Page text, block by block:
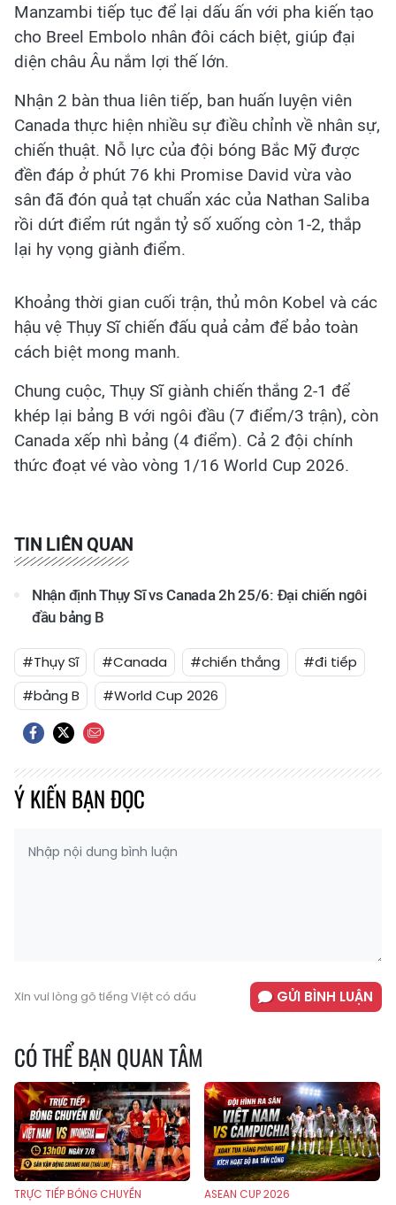
Manzambi tiếp tục để lại dấu ấn với pha kiến tạo
cho Breel Embolo nhân đôi cách biệt, giúp đại
diện châu Âu nắm lợi thế lớn.
Nhận 2 bàn thua liên tiếp, ban huấn luyện viên
Canada thực hiện nhiều sự điều chỉnh về nhân sự,
chiến thuật. Nỗ lực của đội bóng Bắc Mỹ được
đền đáp ở phút 76 khi Promise David vừa vào
sân đã đón quả tạt chuẩn xác của Nathan Saliba
rồi dứt điểm rút ngắn tỷ số xuống còn 1-2, thắp
lại hy vọng giành điểm.
Khoảng thời gian cuối trận, thủ môn Kobel và các
hậu vệ Thụy Sĩ chiến đấu quả cảm để bảo toàn
cách biệt mong manh.
Chung cuộc, Thụy Sĩ giành chiến thắng 2-1 để
khép lại bảng B với ngôi đầu (7 điểm/3 trận), còn
Canada xếp nhì bảng (4 điểm). Cả 2 đội chính
thức đoạt vé vào vòng 1/16 World Cup 2026.
TIN LIÊN QUAN
Nhận định Thụy Sĩ vs Canada 2h 25/6: Đại chiến ngôi
đầu bảng B
#Thụy Sĩ #Canada #chiến thắng
#đi tiếp
#bảng B
#World Cup 2026
Ý KIẾN BẠN ĐỌC
Xin vui lòng gõ tiếng Việt có dấu GỬI BÌNH LUẬN
CÓ THỂ BẠN QUAN TÂM
TRỰC TIẾP BÓNG CHUYỀN ASEAN CUP 2026